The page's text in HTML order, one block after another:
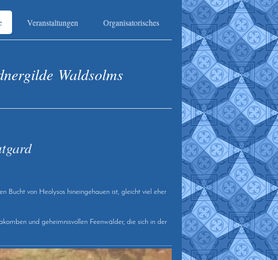
Veranstaltungen Organisatorisches
Waldsolms
Bucht von Heolysos hineingehauen ist, gleicht viel eher
und geheimnisvollen Feenwälder, die sich in der